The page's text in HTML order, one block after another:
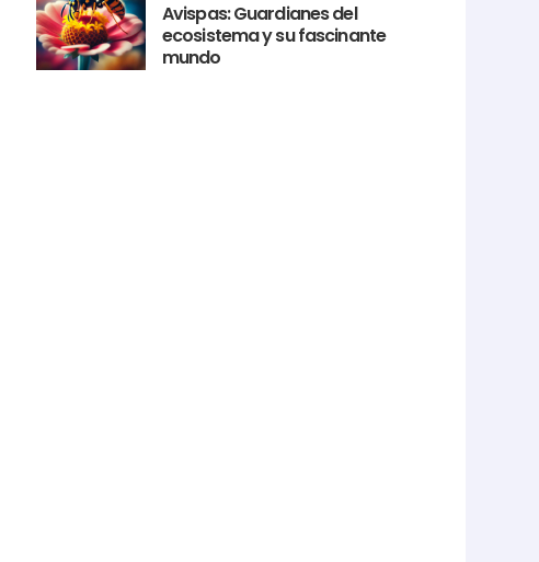
Avispas: Guardianes del
ecosistema y su fascinante
mundo